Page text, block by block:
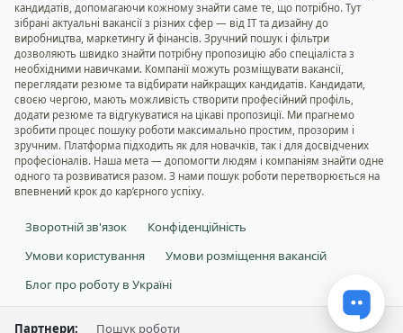
кандидатів, допомагаючи кожному знайти саме те, що потрібно. Тут
зібрані актуальні вакансії з різних сфер — від IT та дизайну до
виробництва, маркетингу й фінансів. Зручний пошук і фільтри
дозволяють швидко знайти потрібну пропозицію або спеціаліста з
необхідними навичками. Компанії можуть розміщувати вакансії,
переглядати резюме та відбирати найкращих кандидатів. Кандидати,
своєю чергою, мають можливість створити професійний профіль,
додати резюме та відгукуватися на цікаві пропозиції. Ми прагнемо
зробити процес пошуку роботи максимально простим, прозорим і
зручним. Платформа підходить як для новачків, так і для досвідчених
професіоналів. Наша мета — допомогти людям і компаніям знайти одне
одного та розвиватися разом. З нами пошук роботи перетворюється на
впевнений крок до кар’єрного успіху.
Зворотній зв'язок
Конфіденційність
Умови користування
Умови розміщення вакансій
Блог про роботу в Україні
Партнери: Пошук роботи